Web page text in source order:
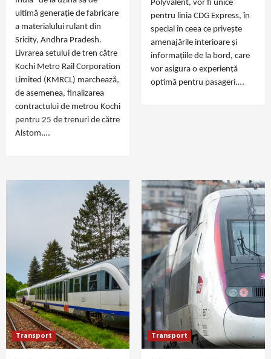
ultimă generație de fabricare
a materialului rulant din
Sricity, Andhra Pradesh.
Livrarea setului de tren către
Kochi Metro Rail Corporation
Limited (KMRCL) marchează,
de asemenea, finalizarea
contractului de metrou Kochi
pentru 25 de trenuri de către
Alstom.…
Polyvalent, vor fi unice
pentru linia CDG Express, în
special în ceea ce privește
amenajările interioare și
informațiile de la bord, care
vor asigura o experiență
optimă pentru pasageri.…
Transport Transport